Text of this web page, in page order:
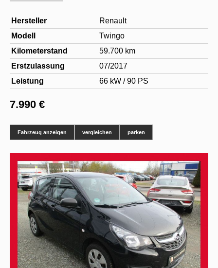
Hersteller
Renault
Modell
Twingo
Kilometerstand
59.700 km
Erstzulassung
07/2017
Leistung
66 kW / 90 PS
7.990 €
Fahrzeug anzeigen vergleichen parken